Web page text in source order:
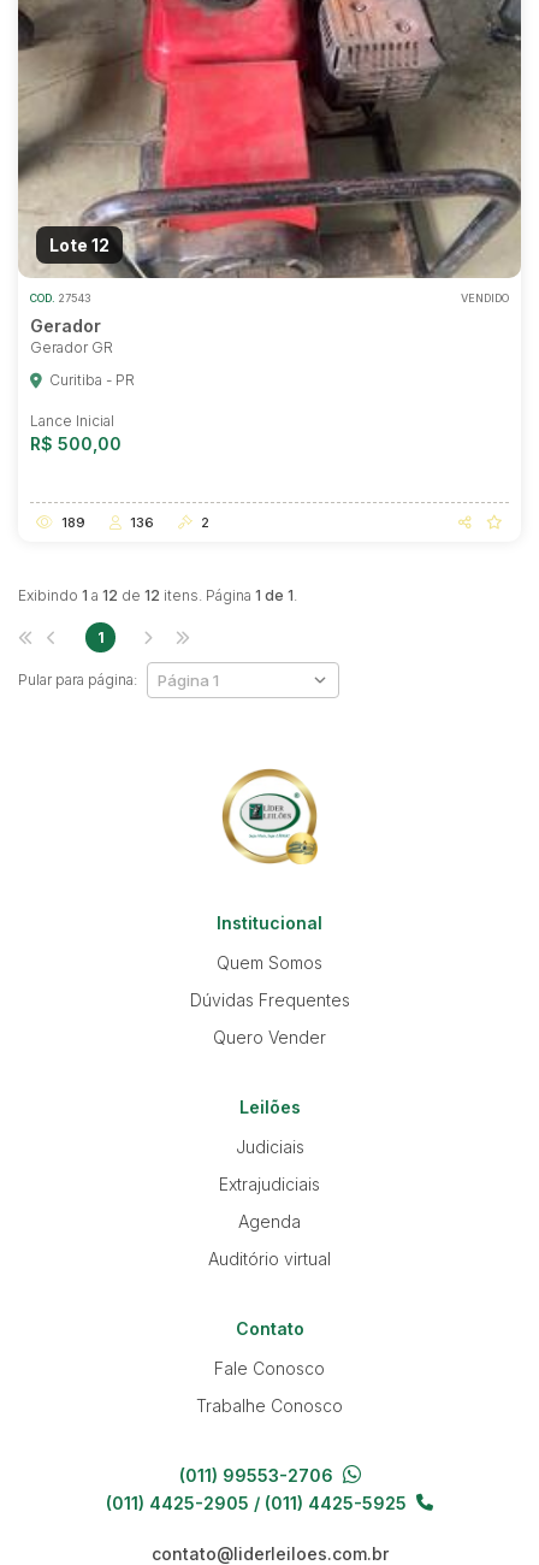
Lote 12
COD. 27543 VENDIDO
Gerador
Gerador GR
Curitiba - PR
Lance Inicial
R$ 500,00
189 136 2
Exibindo 1 a 12 de 12 itens. Página 1 de 1.
Pular para página:
1
Institucional
Quem Somos
Dúvidas Frequentes
Quero Vender
Leilões
Judiciais
Extrajudiciais
Agenda
Auditório virtual
Contato
Fale Conosco
Trabalhe Conosco
(011) 99553-2706
(011) 4425-2905 / (011) 4425-5925
contato@liderleiloes.com.br